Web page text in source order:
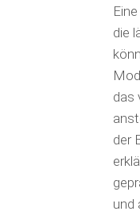
die
das
der
und